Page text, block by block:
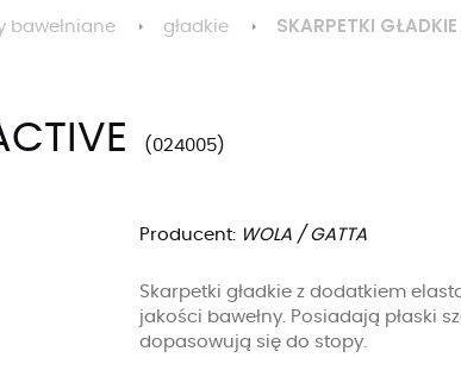
bawełniane gładkie SKARPETKI
024005
Producent: WOLA / GATTA
Skarpetki gładkie z dodatkiem
jakości bawełny. Posiadają płaski
dopasowują się do stopy.